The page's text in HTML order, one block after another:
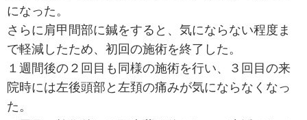
になった。
さらに肩甲間部に鍼をすると、気にならない程度ま
で軽減したため、初回の施術を終了した。
１週間後の２回目も同様の施術を行い、３回目の来
院時には左後頭部と左頚の痛みが気にならなくなっ
た。